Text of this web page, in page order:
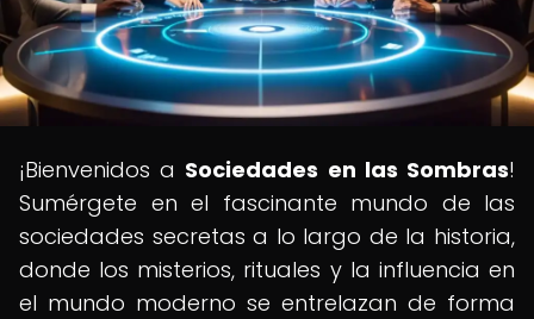
¡Bienvenidos a Sociedades en las Sombras!
Sumérgete en el fascinante mundo de las
sociedades secretas a lo largo de la historia,
donde los misterios, rituales y la influencia en
el mundo moderno se entrelazan de forma